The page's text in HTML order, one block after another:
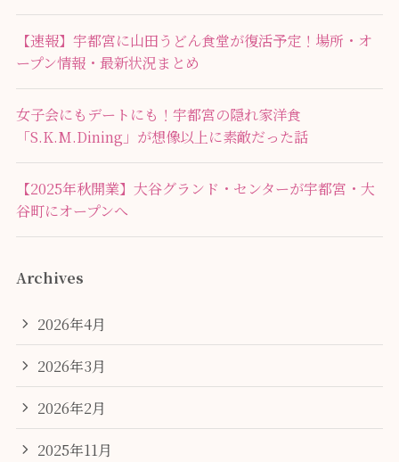
【速報】宇都宮に山田うどん食堂が復活予定！場所・オ
ープン情報・最新状況まとめ
女子会にもデートにも！宇都宮の隠れ家洋食
「S.K.M.Dining」が想像以上に素敵だった話
【2025年秋開業】大谷グランド・センターが宇都宮・大
谷町にオープンへ
Archives
2026年4月
2026年3月
2026年2月
2025年11月